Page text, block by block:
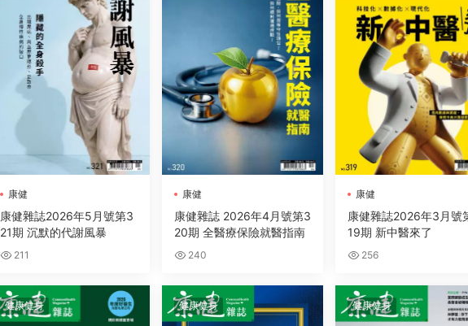
康健
康健雜誌2026年5月號第3
21期 沉默的代謝風暴
211
康健
康健雜誌 2026年4月號第3
20期 全醫療保險就醫指南
240
康健
康健雜誌2026年3月號
19期 新中醫來了
256
健康健身 健康健身 健康健身